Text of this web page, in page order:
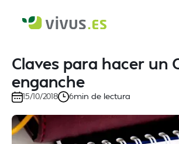
Claves para hacer un
enganche
15/10/2018 6min de lectura